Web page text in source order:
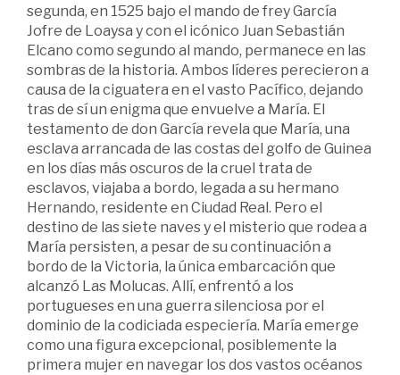
segunda, en 1525 bajo el mando de frey García
Jofre de Loaysa y con el icónico Juan Sebastián
Elcano como segundo al mando, permanece en las
sombras de la historia. Ambos líderes perecieron a
causa de la ciguatera en el vasto Pacífico, dejando
tras de sí un enigma que envuelve a María. El
testamento de don García revela que María, una
esclava arrancada de las costas del golfo de Guinea
en los días más oscuros de la cruel trata de
esclavos, viajaba a bordo, legada a su hermano
Hernando, residente en Ciudad Real. Pero el
destino de las siete naves y el misterio que rodea a
María persisten, a pesar de su continuación a
bordo de la Victoria, la única embarcación que
alcanzó Las Molucas. Allí, enfrentó a los
portugueses en una guerra silenciosa por el
dominio de la codiciada especiería. María emerge
como una figura excepcional, posiblemente la
primera mujer en navegar los dos vastos océanos